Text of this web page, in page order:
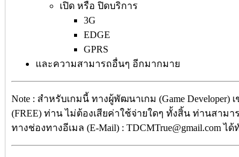
เปิด หรือ ปิดบริการ
3G
EDGE
GPRS
และความสามารถอื่นๆ อีกมากมาย
Note : สำหรับเกมนี้ ทางผู้พัฒนาเกม (Game
(FREE) ท่าน ไม่ต้องเสียค่าใช้จ่ายใดๆ ทั้งสิ้น ท่านสา
ทางช่องทางอีเมล (E-Mail) : TDCMTrue@gmail.com ได้